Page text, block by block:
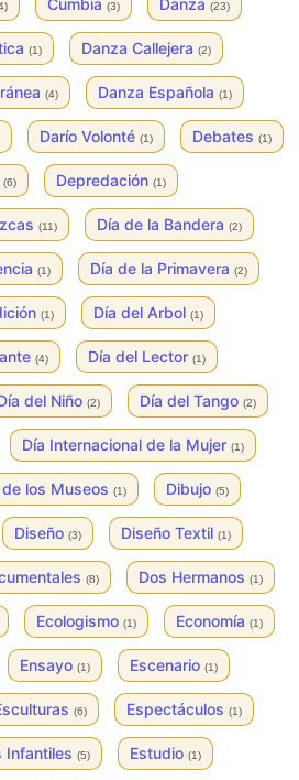
Cumbia (3) Danza (23)
(1) Danza Callejera (2)
(4) Danza Española (1)
Darío Volonté (1) Debates (1)
(6) Depredación (1)
(11) Día de la Bandera (2)
(1) Día de la Primavera (2)
(1) Día del Arbol (1)
(4) Día del Lector (1)
del Niño (2) Día del Tango (2)
Día Internacional de la Mujer (1)
los Museos (1) Dibujo (5)
Diseño (3) Diseño Textil (1)
(8) Dos Hermanos (1)
Ecologismo (1) Economía (1)
Ensayo (1) Escenario (1)
(6) Espectáculos (1)
Infantiles (5) Estudio (1)